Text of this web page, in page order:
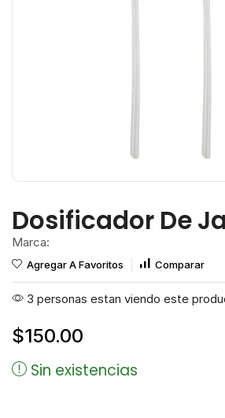
Dosificador De
Marca:
Agregar A Favoritos Comparar
3 personas estan viendo este
$150.00
Sin existencias